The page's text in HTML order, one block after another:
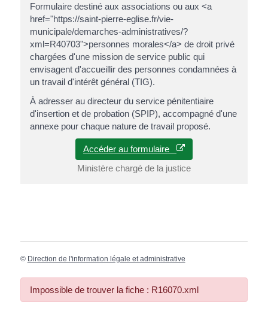
Formulaire destiné aux associations ou aux <a
href="https://saint-pierre-eglise.fr/vie-
municipale/demarches-administratives/?
xml=R40703">personnes morales</a> de droit privé
chargées d'une mission de service public qui
envisagent d'accueillir des personnes condamnées à
un travail d'intérêt général (TIG).
À adresser au directeur du service pénitentiaire
d'insertion et de probation (SPIP), accompagné d'une
annexe pour chaque nature de travail proposé.
Accéder au formulaire
Ministère chargé de la justice
© Direction de l'information légale et administrative
Impossible de trouver la fiche : R16070.xml